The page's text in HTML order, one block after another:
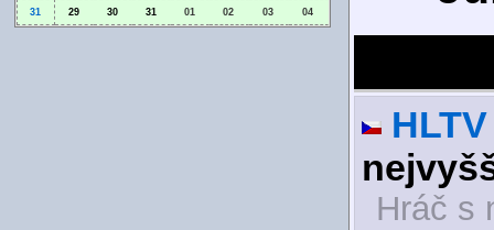
31 29 30 31 01 02 03 04
HLTV
Hráč s